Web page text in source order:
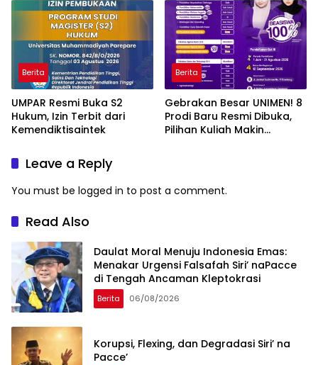
Berita
UMPAR Resmi Buka S2
Hukum, Izin Terbit dari
Kemendiktisaintek
Berita
Gebrakan Besar UNIMEN! 8
Prodi Baru Resmi Dibuka,
Pilihan Kuliah Makin
Leave a Reply
You must be logged in to post a comment.
Read Also
Daulat Moral Menuju Indonesia Emas:
Menakar Urgensi Falsafah Siri’ naPacce
di Tengah Ancaman Kleptokrasi
Berita 06/08/2026
Korupsi, Flexing, dan Degradasi Siri’ na
Pacce’